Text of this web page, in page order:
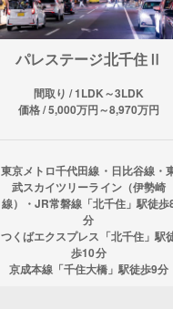
パレステージ北千住Ⅱ
間取り / 1LDK～3LDK
価格 / 5,000万円～8,970万円
東京メトロ千代田線・日比谷線・
武スカイツリーライン（伊勢崎
線）・JR常磐線「北千住」駅徒歩
分
つくばエクスプレス「北千住」駅
歩10分
京成本線「千住大橋」駅徒歩9分